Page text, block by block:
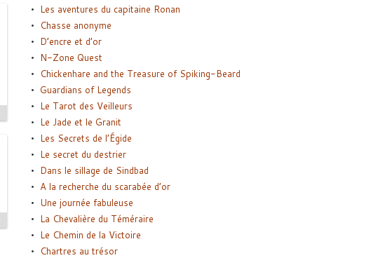
Les aventures du capitaine Ronan
Chasse anonyme
D’encre et d’or
N-Zone Quest
Chickenhare and the Treasure of Spiking-Beard
Guardians of Legends
Le Tarot des Veilleurs
Le Jade et le Granit
Les Secrets de l’Égide
Le secret du destrier
Dans le sillage de Sindbad
A la recherche du scarabée d’or
Une journée fabuleuse
La Chevalière du Téméraire
Le Chemin de la Victoire
Chartres au trésor